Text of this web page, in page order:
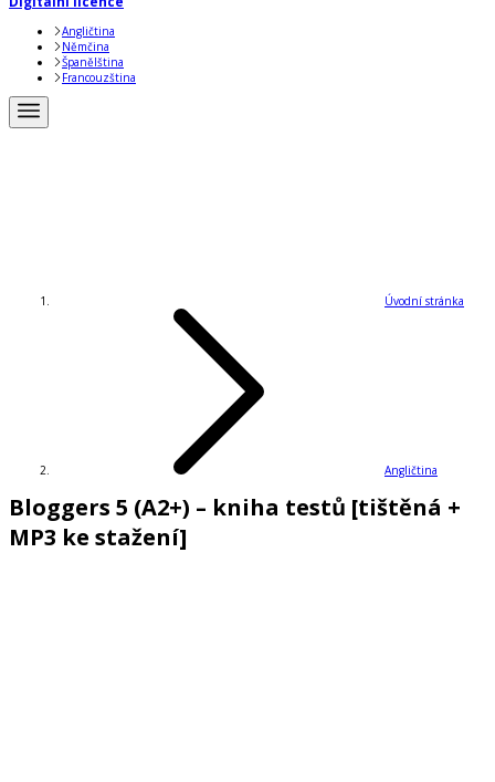
Angličtina
Němčina
Španělština
Francouzština
Úvodní stránka
Angličtina
Bloggers 5 (A2+) – kniha testů [tištěná +
MP3 ke stažení]